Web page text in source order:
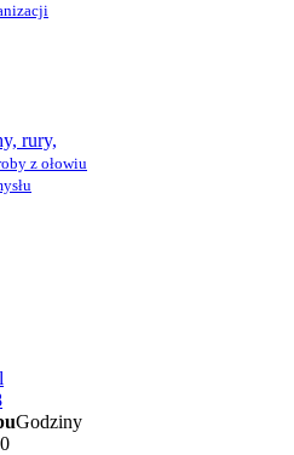
rury,
z ołowiu
Godziny